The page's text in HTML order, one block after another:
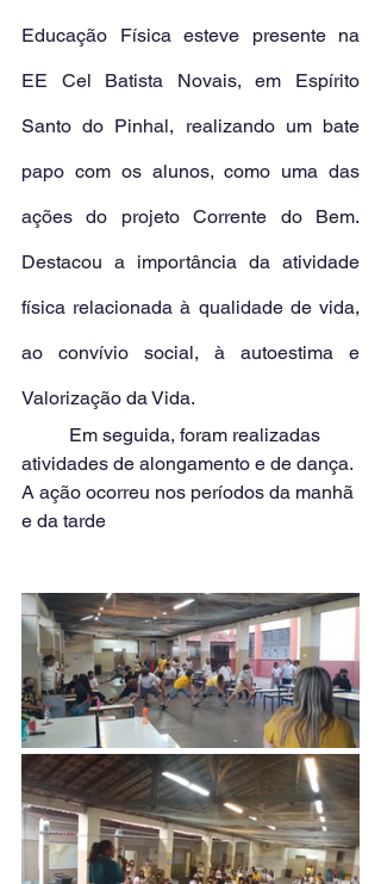
Educação Física esteve presente na
EE Cel Batista Novais, em Espírito
Santo do Pinhal, realizando um bate
papo com os alunos, como uma das
ações do projeto Corrente do Bem.
Destacou a importância da atividade
física relacionada à qualidade de vida,
ao convívio social, à autoestima e
Valorização da Vida.
atividades de alongamento e de dança.
A ação ocorreu nos períodos da manhã
e da tarde